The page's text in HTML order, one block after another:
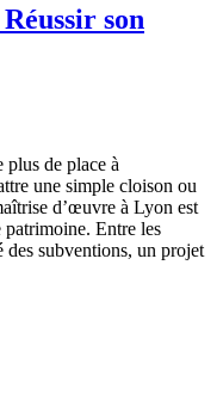
son
plus de place à
une simple cloison ou
d’œuvre à Lyon est
Entre les
subventions, un projet